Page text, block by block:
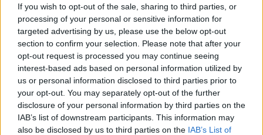
If you wish to opt-out of the sale, sharing to third parties, or
processing of your personal or sensitive information for
targeted advertising by us, please use the below opt-out
section to confirm your selection. Please note that after your
opt-out request is processed you may continue seeing
interest-based ads based on personal information utilized by
us or personal information disclosed to third parties prior to
your opt-out. You may separately opt-out of the further
disclosure of your personal information by third parties on the
IAB’s list of downstream participants. This information may
also be disclosed by us to third parties on the IAB’s List of
Arezzo: 45,60% (47,26%)
Pistoia:43,65%(55,11%)
Prato: 43,25% (53,84%)
Sesto Fiorentino:
42,16%(45,22%)
Figline e Incisa Valdarno:
43,05% (57,08%)
Viareggio:41,53%(47,09%)
Cascina:37,76%(52,22%)